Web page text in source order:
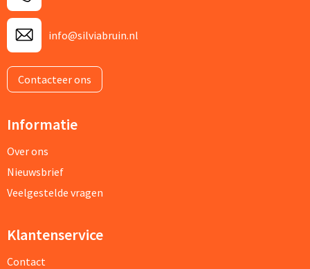
info@silviabruin.nl
Contacteer ons
Informatie
Over ons
Nieuwsbrief
Veelgestelde vragen
Klantenservice
Contact